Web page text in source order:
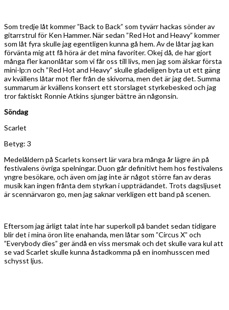
Som tredje låt kommer ”Back to Back” som tyvärr hackas sönder av
gitarrstrul för Ken Hammer. När sedan ”Red Hot and Heavy” kommer
som låt fyra skulle jag egentligen kunna gå hem. Av de låtar jag kan
förvänta mig att få höra är det mina favoriter. Okej då, de har gjort
många fler kanonlåtar som vi får oss till livs, men jag som älskar första
mini-lp:n och ”Red Hot and Heavy” skulle gladeligen byta ut ett gäng
av kvällens låtar mot fler från de skivorna, men det är jag det. Summa
summarum är kvällens konsert ett storslaget styrkebesked och jag
tror faktiskt Ronnie Atkins sjunger bättre än någonsin.
Söndag
Scarlet
Betyg: 3
Medelåldern på Scarlets konsert lär vara bra många år lägre än på
festivalens övriga spelningar. Duon går definitivt hem hos festivalens
yngre besökare, och även om jag inte är något större fan av deras
musik kan ingen frånta dem styrkan i uppträdandet. Trots dagsljuset
är scennärvaron go, men jag saknar verkligen ett band på scenen.
Eftersom jag ärligt talat inte har superkoll på bandet sedan tidigare
blir det i mina öron lite enahanda, men låtar som ”Circus X” och
”Everybody dies” ger ändå en viss mersmak och det skulle vara kul att
se vad Scarlet skulle kunna åstadkomma på en inomhusscen med
schysst ljus.